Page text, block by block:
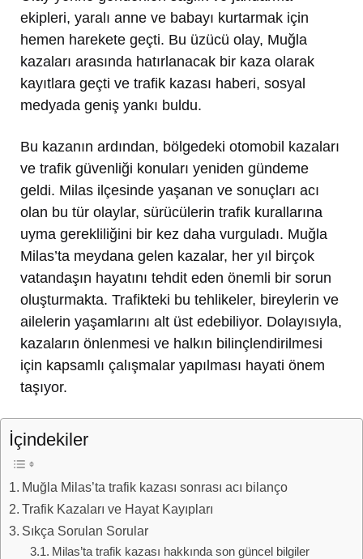
ekipleri, yaralı anne ve babayı kurtarmak için
hemen harekete geçti. Bu üzücü olay, Muğla
kazaları arasında hatırlanacak bir kaza olarak
kayıtlara geçti ve trafik kazası haberi, sosyal
medyada geniş yankı buldu.
Bu kazanın ardından, bölgedeki otomobil kazaları
ve trafik güvenliği konuları yeniden gündeme
geldi. Milas ilçesinde yaşanan ve sonuçları acı
olan bu tür olaylar, sürücülerin trafik kurallarına
uyma gerekliliğini bir kez daha vurguladı. Muğla
Milas’ta meydana gelen kazalar, her yıl birçok
vatandaşın hayatını tehdit eden önemli bir sorun
oluşturmakta. Trafikteki bu tehlikeler, bireylerin ve
ailelerin yaşamlarını alt üst edebiliyor. Dolayısıyla,
kazaların önlenmesi ve halkın bilinçlendirilmesi
için kapsamlı çalışmalar yapılması hayati önem
taşıyor.
İçindekiler
Muğla Milas’ta trafik kazası sonrası acı bilanço
Trafik Kazaları ve Hayat Kayıpları
Sıkça Sorulan Sorular
Milas’ta trafik kazası hakkında son güncel bilgiler